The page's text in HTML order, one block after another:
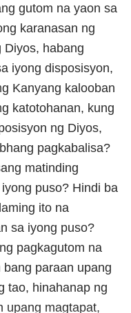
gutom na yaon sa
karanasan ng
Diyos, habang
iyong disposisyon,
Kanyang kalooban
katotohanan, kung
ng Diyos,
pagkabalisa?
matinding
puso? Hindi ba
ito na
sa iyong puso?
pagkagutom na
paraan upang
tao, hinahanap ng
upang magtapat,